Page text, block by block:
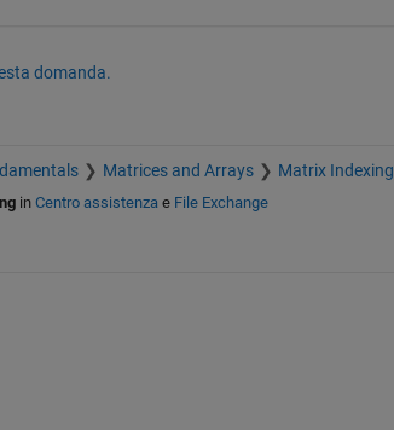
domanda.
Matrices and Arrays Matrix Indexing
in Centro assistenza e File Exchange